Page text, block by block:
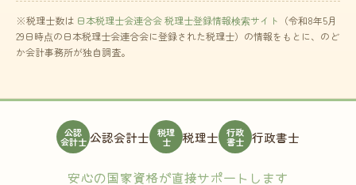
※税理士数は 日本税理士会連合会 税理士登録情報検索サイト （令和8年5月
29日時点の日本税理士会連合会に登録された税理士）の情報をもとに、のど
か会計事務所が独自調査。
公認
会計士 公認会計士 税理
士 税理士 行政
書士 行政書士
安心の国家資格が直接サポートします